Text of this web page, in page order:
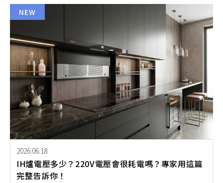
境評估到安裝流程有哪些細節要注意！
NEW
2026.06.18
IH爐電壓多少？220V電壓會很耗電嗎？專家用這篇
完整告訴你！